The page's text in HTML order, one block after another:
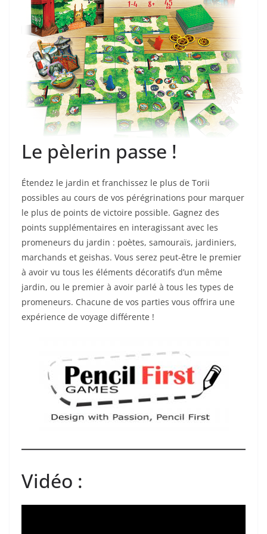
Le pèlerin passe !
Étendez le jardin et franchissez le plus de Torii
possibles au cours de vos pérégrinations pour marquer
le plus de points de victoire possible. Gagnez des
points supplémentaires en interagissant avec les
promeneurs du jardin : poètes, samouraïs, jardiniers,
marchands et geishas. Vous serez peut-être le premier
à avoir vu tous les éléments décoratifs d’un même
jardin, ou le premier à avoir parlé à tous les types de
promeneurs. Chacune de vos parties vous offrira une
expérience de voyage différente !
Vidéo :